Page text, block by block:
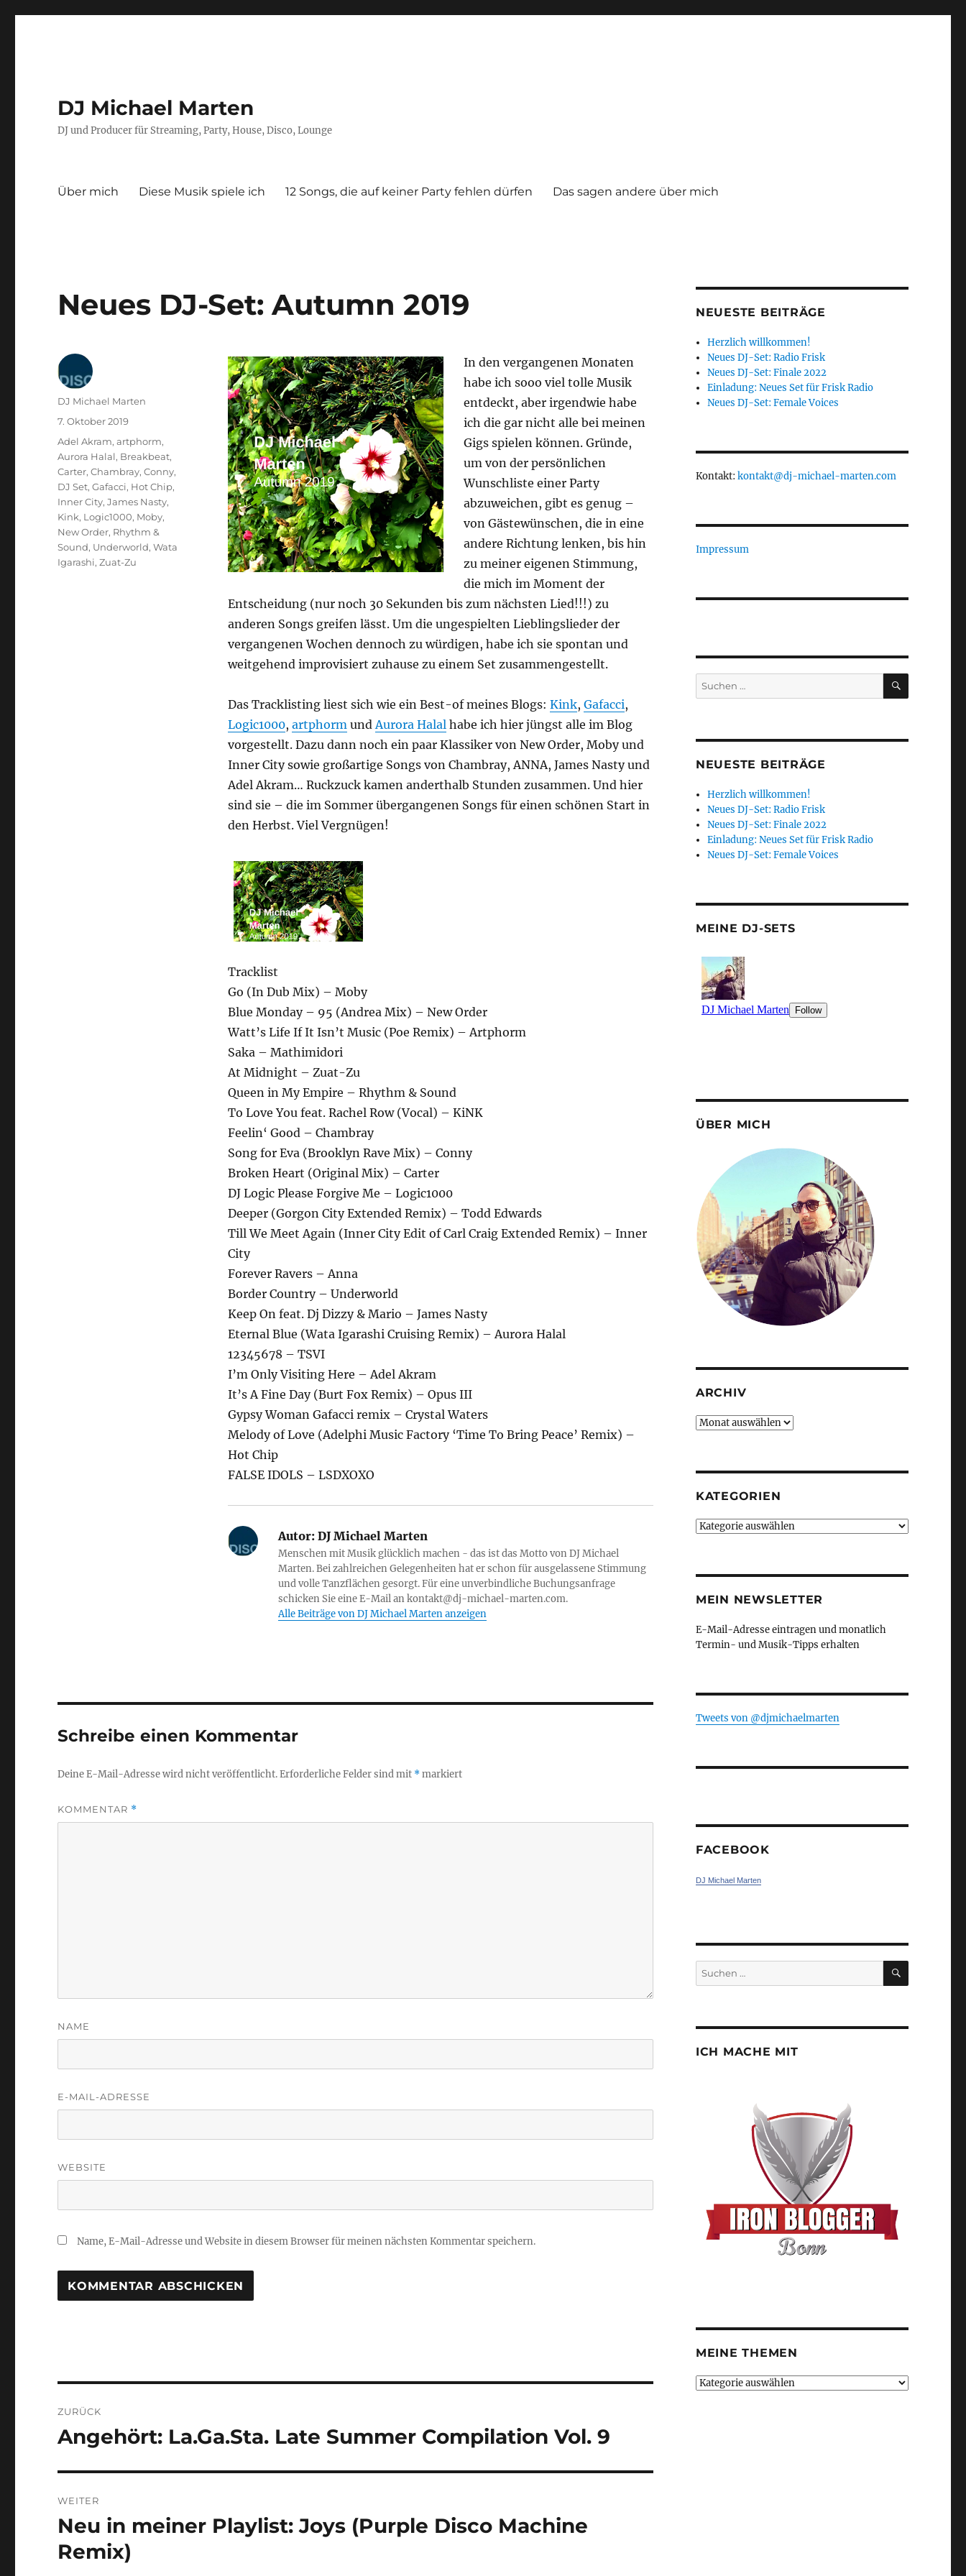
DJ Michael Marten
DJ und Producer für Streaming, Party, House, Disco, Lounge
Über mich Diese Musik spiele ich 12 Songs, die auf keiner Party fehlen dürfen Das sagen andere über mich
Neues DJ-Set: Autumn 2019
In den vergangenen Monaten
habe ich sooo viel tolle Musik
entdeckt, aber irgendwie habe
ich die gar nicht alle bei meinen
Gigs spielen können. Gründe,
um von der persönlichen
Wunschliste einer Party
abzuweichen, gibt es genug –
von Gästewünschen, die in eine
andere Richtung lenken, bis hin
zu meiner eigenen Stimmung,
die mich im Moment der
Entscheidung (nur noch 30 Sekunden bis zum nächsten Lied!!!) zu
anderen Songs greifen lässt. Um die ungespielten Lieblingslieder der
vergangenen Wochen dennoch zu würdigen, habe ich sie spontan und
weitgehend improvisiert zuhause zu einem Set zusammengestellt.
Das Tracklisting liest sich wie ein Best-of meines Blogs: Kink, Gafacci,
Logic1000, artphormundAurora Halalhabe ich hier jüngst alle im Blog
vorgestellt. Dazu dann noch ein paar Klassiker von New Order, Moby und
Inner City sowie großartige Songs von Chambray, ANNA, James Nasty und
Adel Akram… Ruckzuck kamen anderthalb Stunden zusammen. Und hier
sind sie – die im Sommer übergangenen Songs für einen schönen Start in
den Herbst. Viel Vergnügen!
Tracklist
Go (In Dub Mix) – Moby
Blue Monday – 95 (Andrea Mix) – New Order
Watt’s Life If It Isn’t Music (Poe Remix) – Artphorm
Saka – Mathimidori
At Midnight – Zuat-Zu
Queen in My Empire – Rhythm & Sound
To Love You feat. Rachel Row (Vocal) – KiNK
Feelin‘ Good – Chambray
Song for Eva (Brooklyn Rave Mix) – Conny
Broken Heart (Original Mix) – Carter
DJ Logic Please Forgive Me – Logic1000
Deeper (Gorgon City Extended Remix) – Todd Edwards
Till We Meet Again (Inner City Edit of Carl Craig Extended Remix) – Inner
City
Forever Ravers – Anna
Border Country – Underworld
Keep On feat. Dj Dizzy & Mario – James Nasty
Eternal Blue (Wata Igarashi Cruising Remix) – Aurora Halal
12345678 – TSVI
I’m Only Visiting Here – Adel Akram
It’s A Fine Day (Burt Fox Remix) – Opus III
Gypsy Woman Gafacci remix – Crystal Waters
Melody of Love (Adelphi Music Factory ‘Time To Bring Peace’ Remix) –
Hot Chip
FALSE IDOLS – LSDXOXO
Autor:DJ Michael Marten
Menschen mit Musik glücklich machen - das ist das Motto von DJ Michael
Marten. Bei zahlreichen Gelegenheiten hat er schon für ausgelassene Stimmung
und volle Tanzflächen gesorgt. Für eine unverbindliche Buchungsanfrage
schicken Sie eine E-Mail an kontakt@dj-michael-marten.com.
Alle Beiträge von DJ Michael Marten anzeigen
Autor
DJ Michael Marten
Veröffentlicht
am
7. Oktober 2019
Kategorien
Adel Akram,artphorm,
Aurora Halal, Breakbeat,
Carter,Chambray,Conny,
DJ Set,Gafacci, Hot Chip,
Inner City,James Nasty,
Kink, Logic1000, Moby,
New Order, Rhythm &
Sound, Underworld,Wata
Igarashi,Zuat-Zu
Schreibe einen Kommentar
Deine E-Mail-Adresse wird nicht veröffentlicht.Erforderliche Felder sind mit *markiert
KOMMENTAR *
NAME
E-MAIL-ADRESSE
WEBSITE
Name, E-Mail-Adresse und Website in diesem Browser für meinen nächsten Kommentar speichern.
ZURÜCK
Vorheriger
Angehört: La.Ga.Sta. Late Summer Compilation Vol. 9
WEITER
Nächster
Beitrag:
Neu in meiner Playlist: Joys (Purple Disco Machine
Remix)
NEUESTE BEITRÄGE
Herzlich willkommen!
Neues DJ-Set: Radio Frisk
Neues DJ-Set: Finale 2022
Einladung: Neues Set für Frisk Radio
Neues DJ-Set: Female Voices
Kontakt: kontakt@dj-michael-marten.com
Impressum
Suchen
nach:
SUCHEN
NEUESTE BEITRÄGE
Herzlich willkommen!
Neues DJ-Set: Radio Frisk
Neues DJ-Set: Finale 2022
Einladung: Neues Set für Frisk Radio
Neues DJ-Set: Female Voices
MEINE DJ-SETS
ÜBER MICH
ARCHIV
Archiv
KATEGORIEN
Kategorien
MEIN NEWSLETTER
E-Mail-Adresse eintragen und monatlich
Termin- und Musik-Tipps erhalten
Tweets von ‎@djmichaelmarten
FACEBOOK
DJ Michael Marten
Suchen
nach:
SUCHEN
ICH MACHE MIT
MEINE THEMEN
Meine